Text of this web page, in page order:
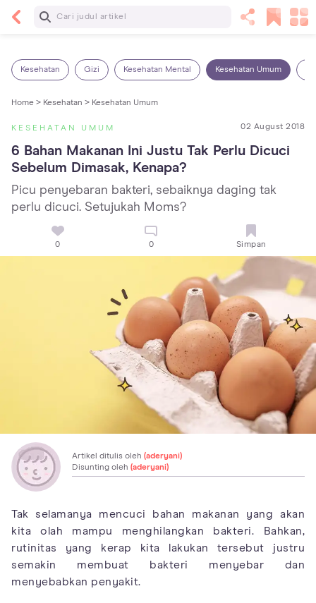
Baca Selanjutnya
Kesehatan Gizi Kesehatan Mental Kesehatan Umum
Home > Kesehatan > Kesehatan Umum
KESEHATAN UMUM 02 August 2018
6 Bahan Makanan Ini Justu Tak Perlu Dicuci
Sebelum Dimasak, Kenapa?
Picu penyebaran bakteri, sebaiknya daging tak
perlu dicuci. Setujukah Moms?
0 0 Simpan
Artikel ditulis oleh (aderyani)
Disunting oleh (aderyani)
Tak selamanya mencuci bahan makanan yang akan
kita olah mampu menghilangkan bakteri. Bahkan,
rutinitas yang kerap kita lakukan tersebut justru
semakin membuat bakteri menyebar dan
menyebabkan penyakit.